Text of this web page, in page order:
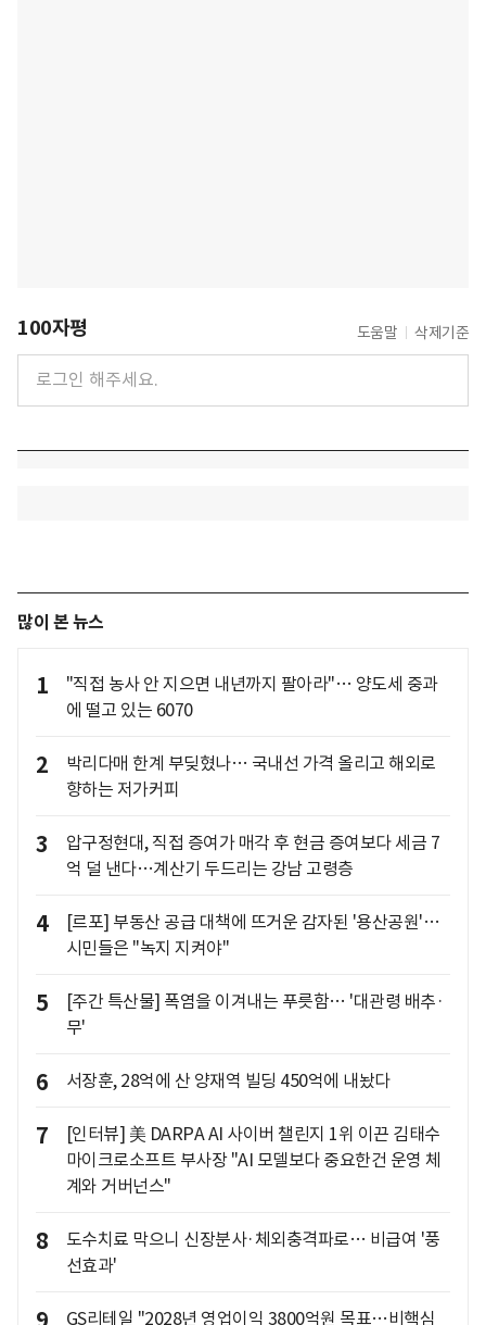
100자평 도움말 삭제기준
많이 본 뉴스
1
"직접 농사 안 지으면 내년까지 팔아라"… 양도세 중과
에 떨고 있는 6070
2
박리다매 한계 부딪혔나… 국내선 가격 올리고 해외로
향하는 저가커피
3
압구정현대, 직접 증여가 매각 후 현금 증여보다 세금 7
억 덜 낸다…계산기 두드리는 강남 고령층
4
[르포] 부동산 공급 대책에 뜨거운 감자된 '용산공원'…
시민들은 "녹지 지켜야"
5
[주간 특산물] 폭염을 이겨내는 푸릇함… '대관령 배추·
무'
6 서장훈, 28억에 산 양재역 빌딩 450억에 내놨다
7
[인터뷰] 美 DARPA AI 사이버 챌린지 1위 이끈 김태수
마이크로소프트 부사장 "AI 모델보다 중요한건 운영 체
계와 거버넌스"
8
도수치료 막으니 신장분사·체외충격파로… 비급여 '풍
선효과'
GS리테일 "2028년 영업이익 3800억원 목표…비핵심